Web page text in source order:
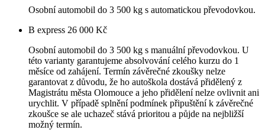
Osobní automobil do 3 500 kg s automatickou převodovkou.
B express 26 000 Kč
Osobní automobil do 3 500 kg s manuální převodovkou. U
této varianty garantujeme absolvování celého kurzu do 1
měsíce od zahájení. Termín závěrečné zkoušky nelze
garantovat z důvodu, že ho autoškola dostává přidělený z
Magistrátu města Olomouce a jeho přidělení nelze ovlivnit ani
urychlit. V případě splnění podmínek připuštění k závěrečné
zkoušce se ale uchazeč stává prioritou a půjde na nejbližší
možný termín.